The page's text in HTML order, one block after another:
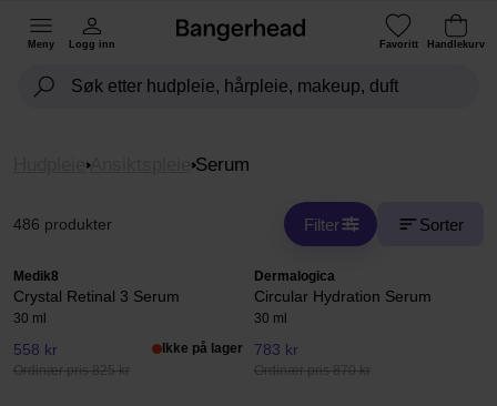
Meny Logg inn Favoritt Handlekurv
Ansiktspleie Serum
486 produkter Filter Sorter
Medik8
Crystal Retinal 3 Serum
30 ml
558 kr
Ordinær pris 825 kr
Ikke på lager
Dermalogica
Circular Hydration Serum
30 ml
783 kr
Ordinær pris 870 kr